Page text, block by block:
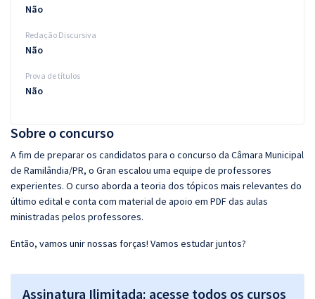
Sobre o concurso
A fim de preparar os candidatos para o concurso da Câmara Municipal
de Ramilândia/PR, o Gran escalou uma equipe de professores
experientes. O curso aborda a teoria dos tópicos mais relevantes do
último edital e conta com material de apoio em PDF das aulas
ministradas pelos professores.
Então, vamos unir nossas forças! Vamos estudar juntos?
Assinatura Ilimitada: acesse todos os cursos
Não
Redação Discursiva
Não
Prova de títulos
Não